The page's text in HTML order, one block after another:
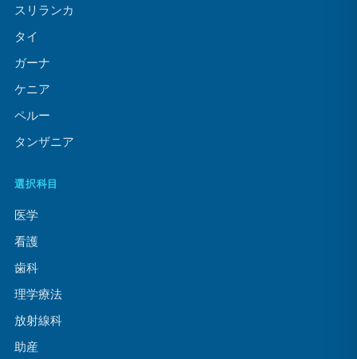
スリランカ
タイ
ガーナ
ケニア
ペルー
タンザニア
選択科目
医学
看護
歯科
理学療法
放射線科
助産